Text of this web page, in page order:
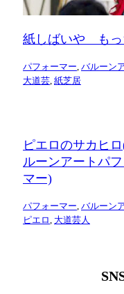
紙しばいや もっ
パフォーマー, バルーン
大道芸, 紙芝居
ピエロのサカヒ
ルーンアートパ
マー)
パフォーマー, バルーン
ピエロ, 大道芸人